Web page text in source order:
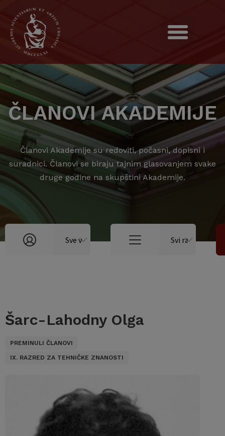
ČLANOVI AKADEMIJE
Članovi Akademije su redoviti, počasni, dopisni i
suradnici. Članovi se biraju tajnim glasovanjem svake
druge godine na skupštini Akademije.
Šarc-Lahodny Olga
PREMINULI ČLANOVI
IX. RAZRED ZA TEHNIČKE ZNANOSTI